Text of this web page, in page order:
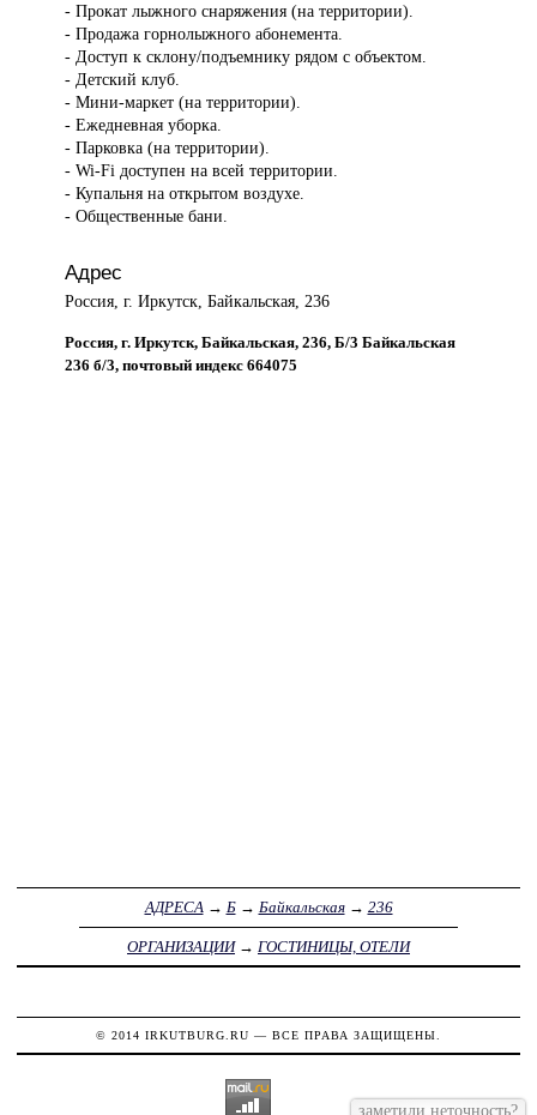
- Прокат лыжного снаряжения (на территории).
- Продажа горнолыжного абонемента.
- Доступ к склону/подъемнику рядом с объектом.
- Детский клуб.
- Мини-маркет (на территории).
- Ежедневная уборка.
- Парковка (на территории).
- Wi-Fi доступен на всей территории.
- Купальня на открытом воздухе.
- Общественные бани.
Адрес
Россия, г. Иркутск, Байкальская, 236
Россия, г. Иркутск, Байкальская, 236, Б/3 Байкальская
236 б/3, почтовый индекс 664075
АДРЕСА→ Б→ Байкальская→ 236
ОРГАНИЗАЦИИ→ ГОСТИНИЦЫ, ОТЕЛИ
© 2014 IRKUTBURG.RU — ВСЕ ПРАВА ЗАЩИЩЕНЫ.
заметили неточность?